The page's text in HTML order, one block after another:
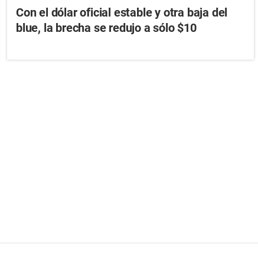
Con el dólar oficial estable y otra baja del
blue, la brecha se redujo a sólo $10